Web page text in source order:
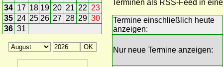
34 17 18 19 20 21 22 23
35 24 25 26 27 28 29 30
36 31
Terminen als RSS-Feed in
Termine einschließlich heute
anzeigen:
Nur neue Termine anzeigen: